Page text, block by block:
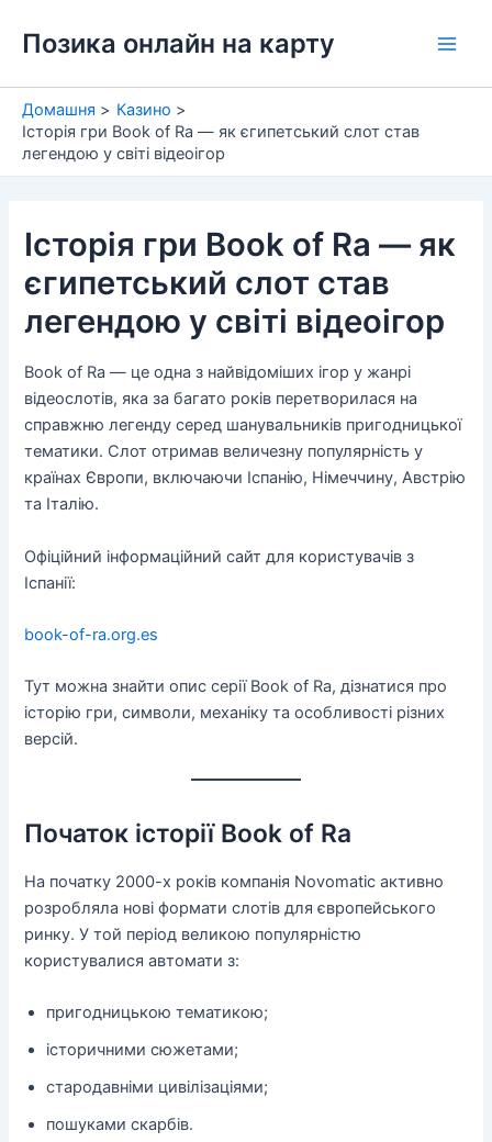
Позика онлайн на карту
Домашня
Казино
Історія гри Book of Ra — як єгипетський слот став
легендою у світі відеоігор
Історія гри Book of Ra — як
єгипетський слот став
легендою у світі відеоігор
Book of Ra — це одна з найвідоміших ігор у жанрі
відеослотів, яка за багато років перетворилася на
справжню легенду серед шанувальників пригодницької
тематики. Слот отримав величезну популярність у
країнах Європи, включаючи Іспанію, Німеччину, Австрію
та Італію.
Офіційний інформаційний сайт для користувачів з
Іспанії:
book-of-ra.org.es
Тут можна знайти опис серії Book of Ra, дізнатися про
історію гри, символи, механіку та особливості різних
версій.
Початок історії Book of Ra
На початку 2000-х років компанія Novomatic активно
розробляла нові формати слотів для європейського
ринку. У той період великою популярністю
користувалися автомати з:
пригодницькою тематикою;
історичними сюжетами;
стародавніми цивілізаціями;
пошуками скарбів.